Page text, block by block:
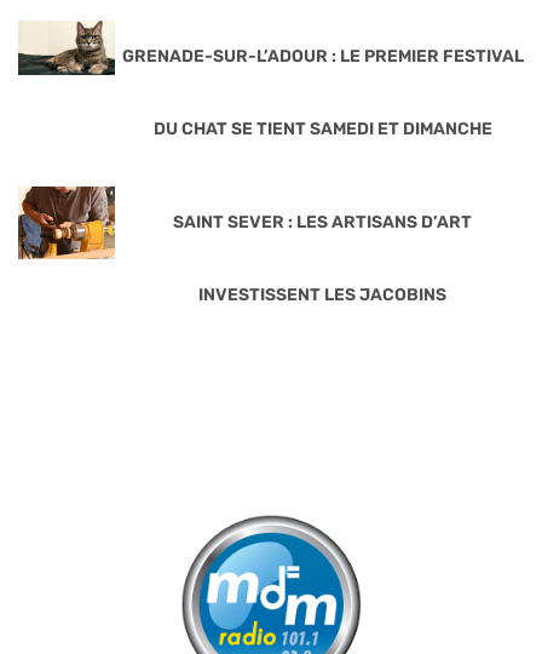
GRENADE-SUR-L’ADOUR : LE PREMIER FESTIVAL
DU CHAT SE TIENT SAMEDI ET DIMANCHE
SAINT SEVER : LES ARTISANS D’ART
INVESTISSENT LES JACOBINS